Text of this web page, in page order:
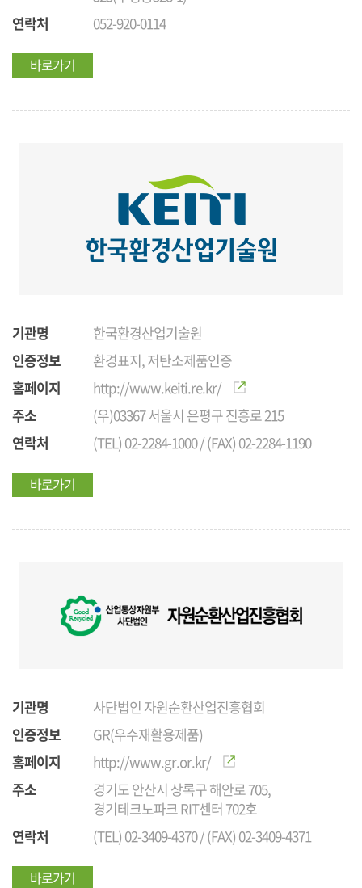
연락처
052-920-0114
바로가기
기관명
한국환경산업기술원
인증정보
환경표지, 저탄소제품인증
홈페이지
http://www.keiti.re.kr/
주소
(우)03367 서울시 은평구 진흥로 215
연락처
(TEL) 02-2284-1000 / (FAX) 02-2284-1190
바로가기
기관명
사단법인 자원순환산업진흥협회
인증정보
GR(우수재활용제품)
홈페이지
http://www.gr.or.kr/
주소
경기도 안산시 상록구 해안로 705,
경기테크노파크 RIT센터 702호
연락처
(TEL) 02-3409-4370 / (FAX) 02-3409-4371
바로가기